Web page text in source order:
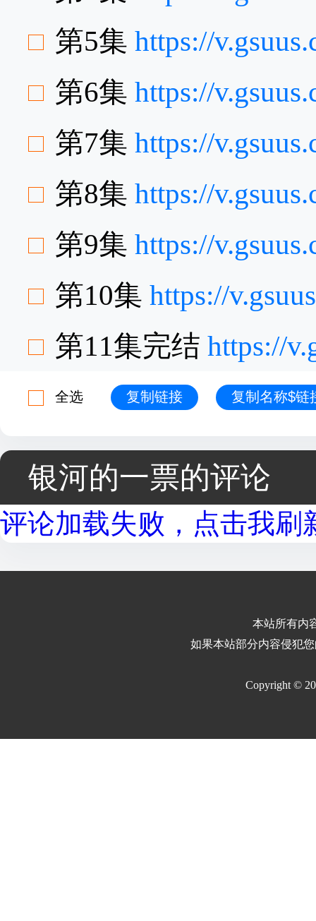
第5集 https://
第6集 https://
第7集 https://
第8集 https://
第9集 https://
第10集 https://
第11集完结 https://
全选 复制链接 复制名称$链
银河的一票的评论
评论加载失败，点击我刷
本站所有内
如果本站部分内容侵犯
Copyright ©